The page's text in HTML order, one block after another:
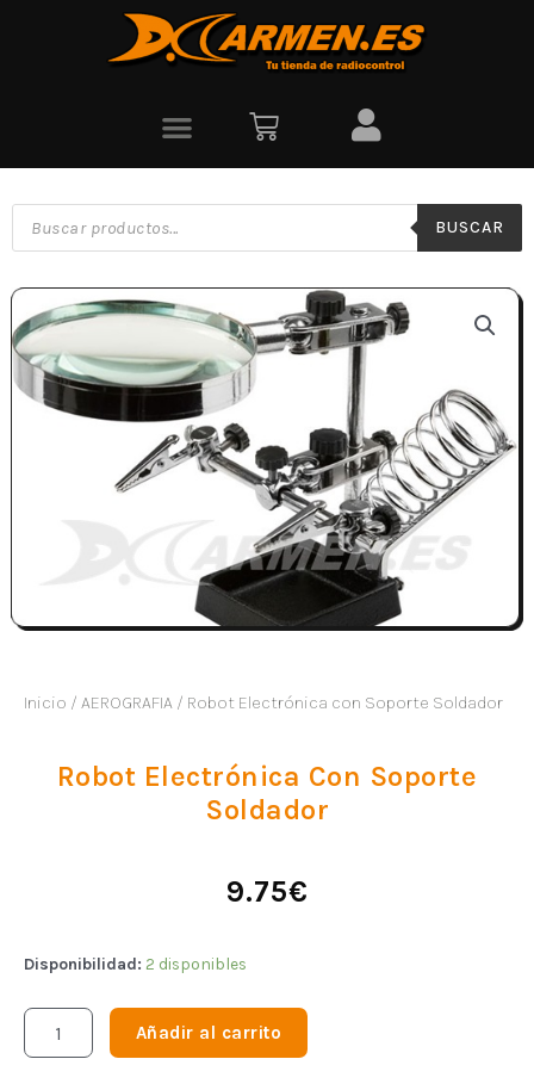
BUSCAR
Inicio / AEROGRAFIA / Robot Electrónica con Soporte Soldador
Robot Electrónica Con Soporte
Soldador
9.75€
Disponibilidad: 2 disponibles
Añadir al carrito